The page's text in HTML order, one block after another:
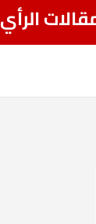
الرأي